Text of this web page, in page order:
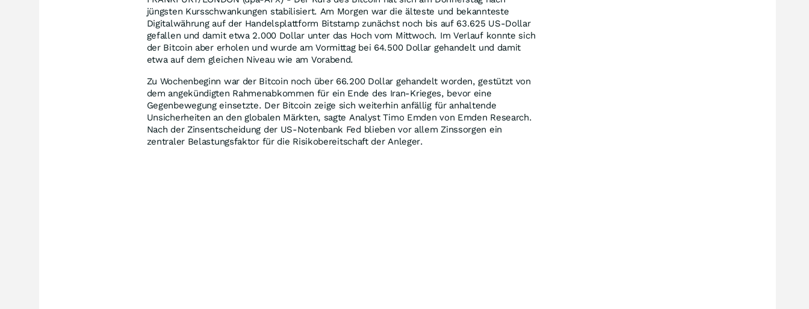
jüngsten Kursschwankungen stabilisiert. Am Morgen war die älteste und bekannteste
Digitalwährung auf der Handelsplattform Bitstamp zunächst noch bis auf 63.625 US-Dollar
gefallen und damit etwa 2.000 Dollar unter das Hoch vom Mittwoch. Im Verlauf konnte sich
der Bitcoin aber erholen und wurde am Vormittag bei 64.500 Dollar gehandelt und damit
etwa auf dem gleichen Niveau wie am Vorabend.
Zu Wochenbeginn war der Bitcoin noch über 66.200 Dollar gehandelt worden, gestützt von
dem angekündigten Rahmenabkommen für ein Ende des Iran-Krieges, bevor eine
Gegenbewegung einsetzte. Der Bitcoin zeige sich weiterhin anfällig für anhaltende
Unsicherheiten an den globalen Märkten, sagte Analyst Timo Emden von Emden Research.
Nach der Zinsentscheidung der US-Notenbank Fed blieben vor allem Zinssorgen ein
zentraler Belastungsfaktor für die Risikobereitschaft der Anleger.